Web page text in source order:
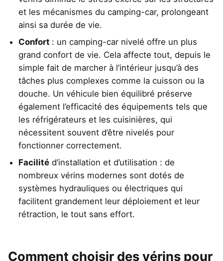
et les mécanismes du camping-car, prolongeant
ainsi sa durée de vie.
Confort : un camping-car nivelé offre un plus
grand confort de vie. Cela affecte tout, depuis le
simple fait de marcher à l’intérieur jusqu’à des
tâches plus complexes comme la cuisson ou la
douche. Un véhicule bien équilibré préserve
également l’efficacité des équipements tels que
les réfrigérateurs et les cuisinières, qui
nécessitent souvent d’être nivelés pour
fonctionner correctement.
Facilité d’installation et d’utilisation : de
nombreux vérins modernes sont dotés de
systèmes hydrauliques ou électriques qui
facilitent grandement leur déploiement et leur
rétraction, le tout sans effort.
Comment choisir des vérins pour